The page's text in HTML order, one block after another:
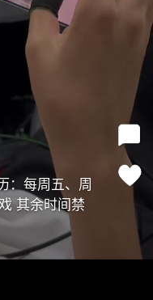
：每周五、周
其余时间禁